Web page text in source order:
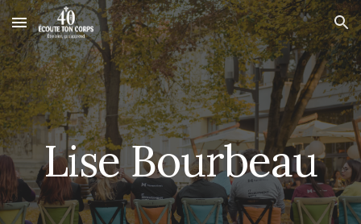
Skip to main content Skip to navigation
Lise Bourbeau